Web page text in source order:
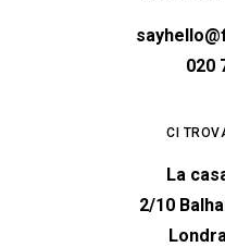
020
CI
La
2/10